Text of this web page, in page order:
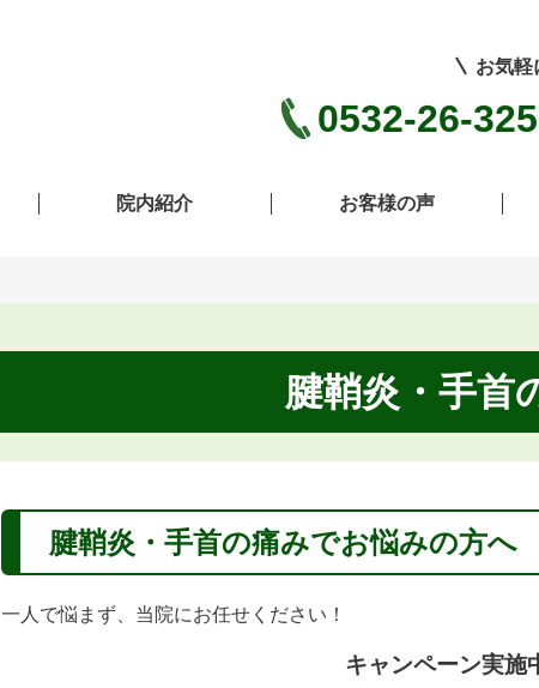
お気軽
0532-26-
院内紹介 お客様の声
腱鞘炎・手首
腱鞘炎・手首の痛みでお悩みの方へ
一人で悩まず、当院にお任せください！
キャンペーン実施